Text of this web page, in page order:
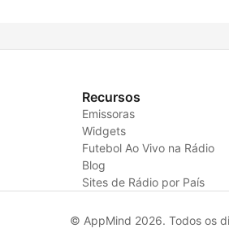
Recursos
Emissoras
Widgets
Futebol Ao Vivo na Rádio
Blog
Sites de Rádio por País
© AppMind 2026. Todos os